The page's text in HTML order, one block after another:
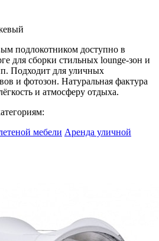
подлокотником доступно в
для сборки стильных lounge-зон и
Подходит для уличных
и фотозон. Натуральная фактура
и атмосферу отдыха.
мебели Аренда уличной